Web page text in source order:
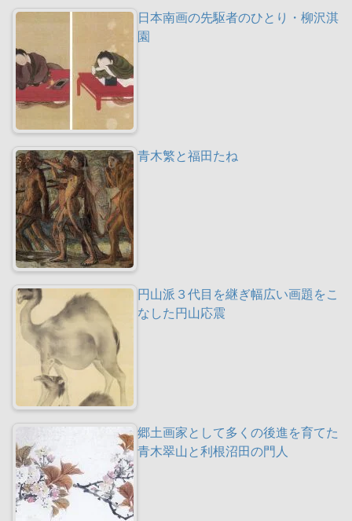
日本南画の先駆者のひとり・柳沢淇
園
青木繁と福田たね
円山派３代目を継ぎ幅広い画題をこ
なした円山応震
郷土画家として多くの後進を育てた
青木翠山と利根沼田の門人